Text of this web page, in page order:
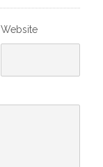
Website